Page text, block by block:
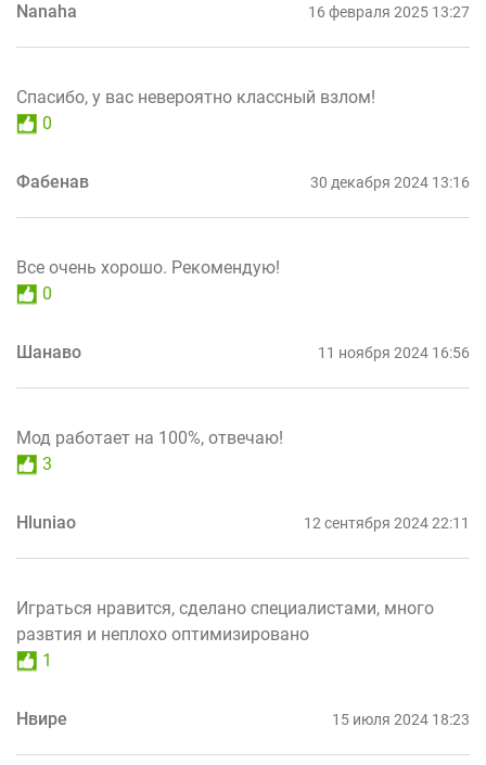
Nanaha 16 февраля 2025 13:27
Спасибо, у вас невероятно классный взлом!
0
Фабенав 30 декабря 2024 13:16
Все очень хорошо. Рекомендую!
0
Шанаво 11 ноября 2024 16:56
Мод работает на 100%, отвечаю!
3
Hluniao 12 сентября 2024 22:11
Играться нравится, сделано специалистами, много
развтия и неплохо оптимизировано
1
Нвире 15 июля 2024 18:23